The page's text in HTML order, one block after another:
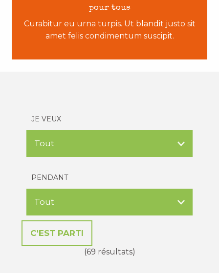
pour tous
Curabitur eu urna turpis. Ut blandit justo sit
amet felis condimentum suscipit.
JE VEUX
PENDANT
(69 résultats)